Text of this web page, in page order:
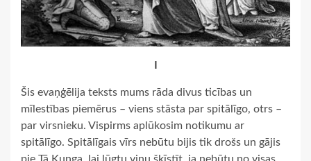
I
Šis evaņģēlija teksts mums rāda divus ticības un
mīlestības piemērus – viens stāsta par spitālīgo, otrs –
par virsnieku. Vispirms aplūkosim notikumu ar
spitālīgo. Spitālīgais vīrs nebūtu bijis tik drošs un gājis
pie Tā Kunga, lai lūgtu viņu šķīstīt, ja nebūtu no visas